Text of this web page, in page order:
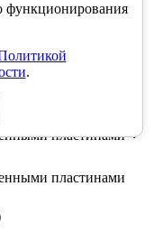
High feed
feed
пластинами
пластинами
функционирования
.